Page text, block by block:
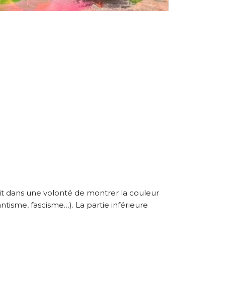
de l’œuvre originale.
dans une volonté de montrer la couleur
fascisme…). La partie inférieure